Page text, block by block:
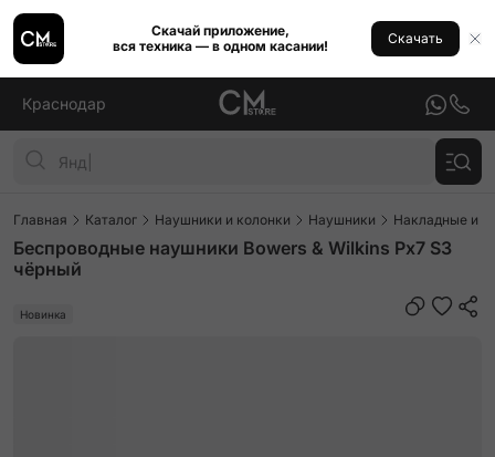
Скачай приложение,
вся техника — в одном касании!
Скачать
Краснодар
Главная Каталог Наушники и колонки Наушники Накладные и
Беспроводные наушники Bowers & Wilkins Px7 S3
чёрный
Новинка